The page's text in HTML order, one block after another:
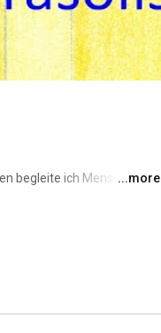
begleite ich Menschen ...more